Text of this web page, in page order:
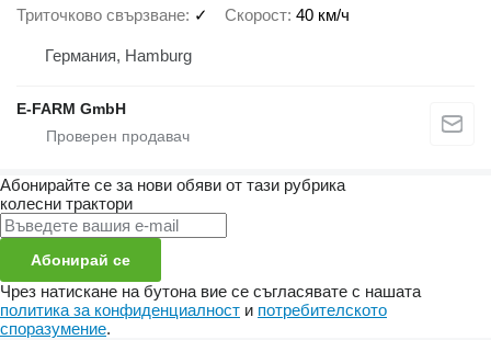
Триточково свързване ✓ Скорост 40 км/ч
Германия, Hamburg
E-FARM GmbH
Абонирайте се за нови обяви от тази рубрика
колесни трактори
Абонирай се
Чрез натискане на бутона вие се съгласявате с нашата
политика за конфиденциалност и потребителското
споразумение.